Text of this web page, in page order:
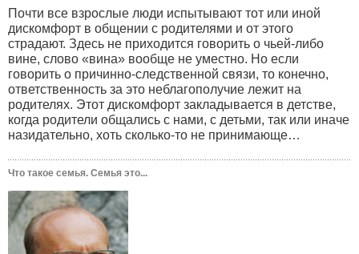
Почти все взрослые люди испытывают тот или иной
дискомфорт в общении с родителями и от этого
страдают. Здесь не приходится говорить о чьей-либо
вине, слово «вина» вообще не уместно. Но если
говорить о причинно-следственной связи, то конечно,
ответственность за это неблагополучие лежит на
родителях. Этот дискомфорт закладывается в детстве,
когда родители общались с нами, с детьми, так или иначе
назидательно, хоть сколько-то не принимающе…
Что такое семья. Семья это...